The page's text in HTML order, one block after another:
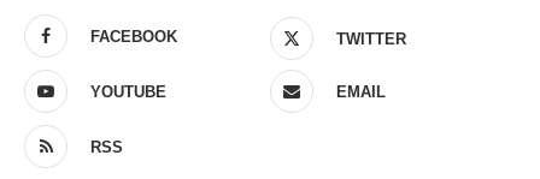
FACEBOOK TWITTER
YOUTUBE EMAIL
RSS